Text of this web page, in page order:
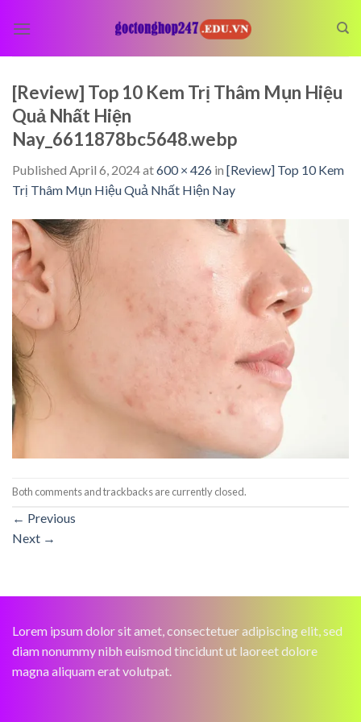
[Review] Top 10 Kem Trị Thâm Mụn Hiệu
Quả Nhất Hiện
Nay_6611878bc5648.webp
Published April 6, 2024at600 × 426 in [Review] Top 10 Kem
Trị Thâm Mụn Hiệu Quả Nhất Hiện Nay
Both comments and trackbacks are currently closed.
← Previous
Next →
Lorem ipsum dolor sit amet, consectetuer adipiscing elit, sed
diam nonummy nibh euismod tincidunt ut laoreet dolore
magna aliquam erat volutpat.